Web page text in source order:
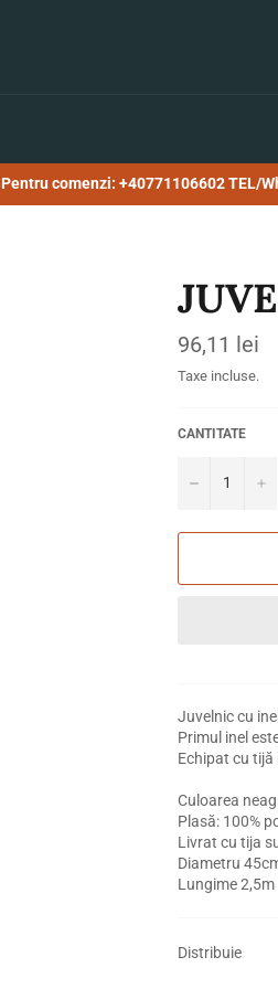
Pentru comenzi: +40771106602 TEL/
Preț
obișnuit
96,11 lei
Taxe incluse.
CANTITATE
− +
Juvelnic cu
Primul inel
Echipat cu
Culoarea
Plasă: 100%
Livrat cu tija
Diametru
Lungime 2,5m
Distribuie